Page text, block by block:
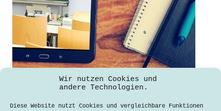
Wir nutzen Cookies und
andere Technologien.
Diese Website nutzt Cookies und vergleichbare Funktionen
Durch die Krise lernen: Online-
Bildung in Zeiten der Isolation
Maruf Magsudi
12. Juni 2020